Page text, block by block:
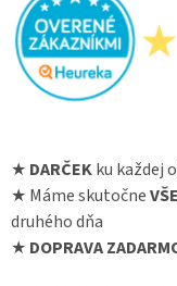
★ DARČEKku každej
★ Máme skutočne
druhého dňa
★ DOPRAVA